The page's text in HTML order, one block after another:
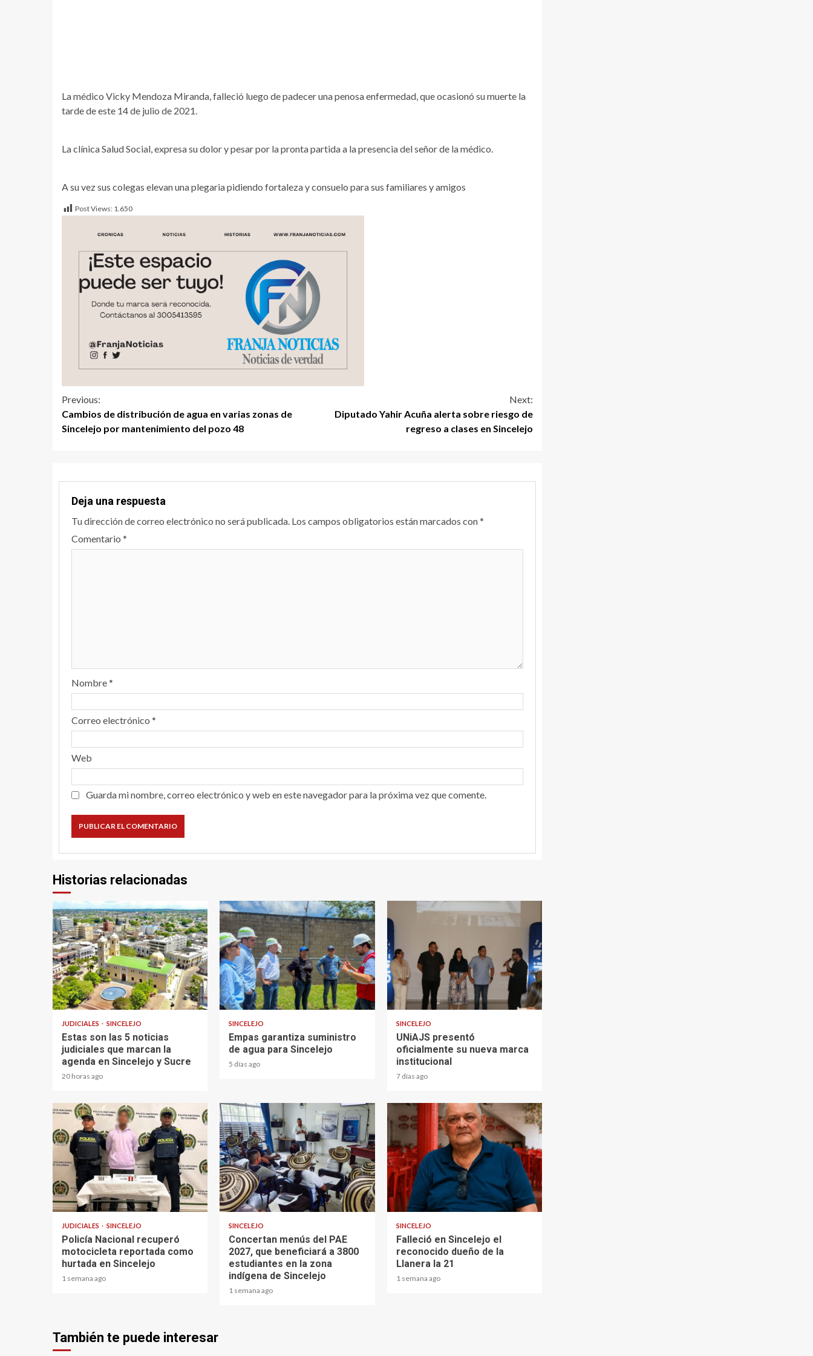
La médico Vicky Mendoza Miranda, falleció luego de padecer una penosa enfermedad, que ocasionó su muerte la
tarde de este 14 de julio de 2021.
La clínica Salud Social, expresa su dolor y pesar por la pronta partida a la presencia del señor de la médico.
A su vez sus colegas elevan una plegaria pidiendo fortaleza y consuelo para sus familiares y amigos
Post Views: 1.650
Previous:
Cambios de distribución de agua en varias zonas de
Sincelejo por mantenimiento del pozo 48
Next:
Diputado Yahir Acuña alerta sobre riesgo de
regreso a clases en Sincelejo
Deja una respuesta
Tu dirección de correo electrónico no será publicada. Los campos obligatorios están marcados con*
Comentario *
Nombre*
Correo electrónico *
Web
Guarda mi nombre, correo electrónico y web en este navegador para la próxima vez que comente.
Historias relacionadas
2 min read
JUDICIALES SINCELEJO
Estas son las 5 noticias
judiciales que marcan la
agenda en Sincelejo y Sucre
20 horas ago
1 min read
SINCELEJO
Empas garantiza suministro
de agua para Sincelejo
5 días ago
2 min read
SINCELEJO
UNiAJS presentó
oficialmente su nueva marca
institucional
7 días ago
1 min read
JUDICIALES SINCELEJO
Policía Nacional recuperó
motocicleta reportada como
hurtada en Sincelejo
1 semana ago
1 min read
SINCELEJO
Concertan menús del PAE
2027, que beneficiará a 3800
estudiantes en la zona
indígena de Sincelejo
1 semana ago
1 min read
SINCELEJO
Falleció en Sincelejo el
reconocido dueño de la
Llanera la 21
1 semana ago
También te puede interesar